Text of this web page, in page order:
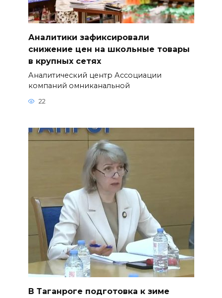
Аналитики зафиксировали
снижение цен на школьные товары
в крупных сетях
Аналитический центр Ассоциации
компаний омниканальной
22
В Таганроге подготовка к зиме